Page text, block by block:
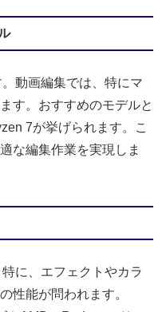
動画編集では、特にマ
す。おすすめのモデルと
7が挙げられます。こ
な編集作業を実現しま
に、エフェクトやカラ
性能が問われます。